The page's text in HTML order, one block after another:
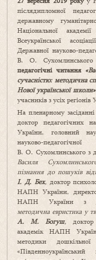
післядипломної
державному
Національної
Всеукраїнської
Державної науково-
В. О. Сухомлинського
педагогічні читання
сучасністю: методична
Нової української
учасників з усіх регіонів
На пленарному
доктор педагогічних
України, головний
науково-
В. О. Сухомлинського з
Василя
пізнання до пошуків
І. Д. Бех, доктор
НАПН України,
НАПН України з
методична евристика у
А. М. Богуш,
академік НАПН
методики